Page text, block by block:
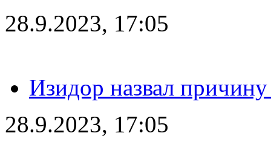
28.9.2023, 17:05
Изидор назвал
28.9.2023, 17:05